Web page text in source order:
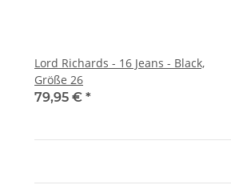
Lord Richards - 16 Jeans - Black,
Größe 26
79,95 € *